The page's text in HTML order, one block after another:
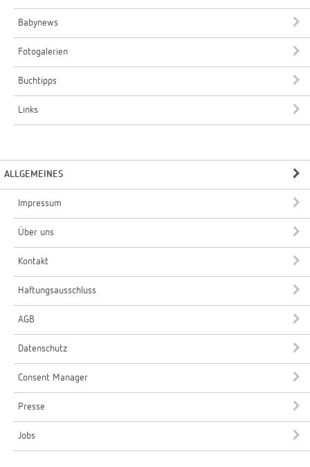
Babynews
Fotogalerien
Buchtipps
Links
ALLGEMEINES
Impressum
Über uns
Kontakt
Haftungsausschluss
AGB
Datenschutz
Consent Manager
Presse
Jobs